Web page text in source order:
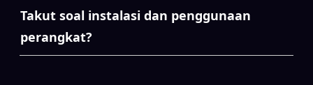
Takut soal instalasi dan penggunaan
perangkat?